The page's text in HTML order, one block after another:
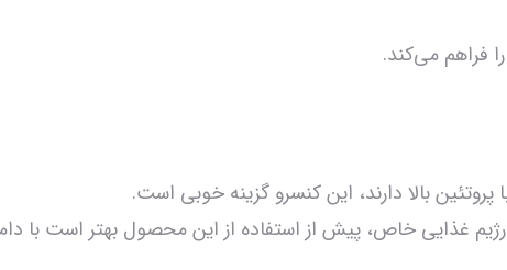
فراهم می‌کند.
بالا دارند، این کنسرو گزینه خوبی است.
غذایی خاص، پیش از استفاده از این محصول بهتر است با